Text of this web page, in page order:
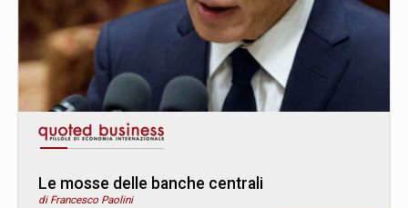
Le mosse delle banche centrali
di Francesco Paolini